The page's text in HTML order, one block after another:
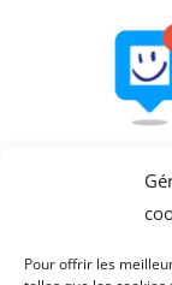
Pour offrir les